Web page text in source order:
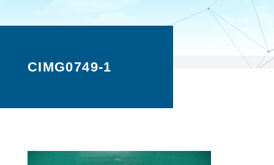
CIMG0749-1